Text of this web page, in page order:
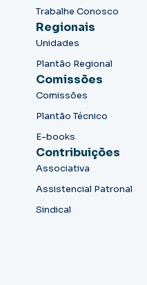
Trabalhe Conosco
Regionais
Unidades
Plantão Regional
Comissões
Comissões
Plantão Técnico
E-books
Contribuições
Associativa
Assistencial Patronal
Sindical